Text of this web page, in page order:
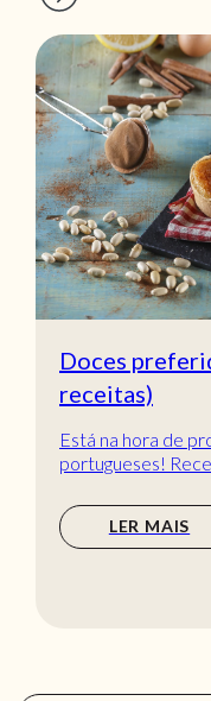
Doces
receitas)
Está na hora de
portugueses!
LER MAIS